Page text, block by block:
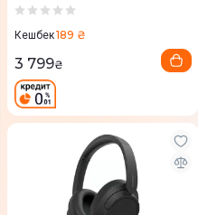
Кешбек189 ₴
3 799₴